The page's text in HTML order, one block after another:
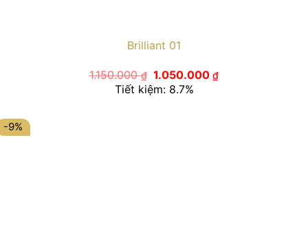
Brilliant 01
1.150.000₫ Giá
gốc
là:
1.050.000₫Giá
Tiết kiệm: 8.7%
-9%